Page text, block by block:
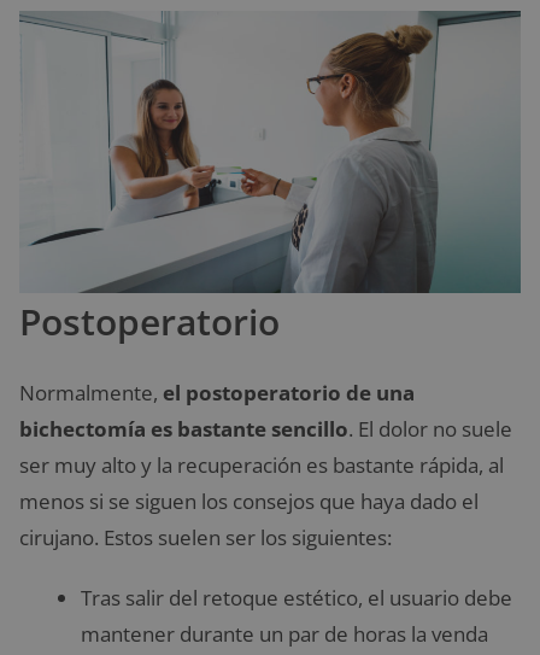
Postoperatorio
Normalmente, el postoperatorio de una
bichectomía es bastante sencillo. El dolor no suele
ser muy alto y la recuperación es bastante rápida, al
menos si se siguen los consejos que haya dado el
cirujano. Estos suelen ser los siguientes:
Tras salir del retoque estético, el usuario debe
mantener durante un par de horas la venda